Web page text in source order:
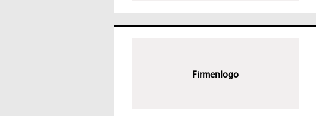
Firmenlogo